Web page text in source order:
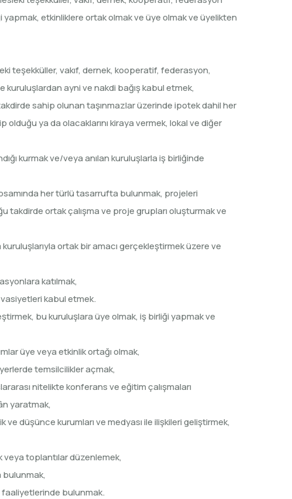
etkinliklere ortak olmak ve üye olmak ve üyelikten
teşekküller, vakıf, dernek, kooperatif, federasyon,
ayni ve nakdi bağış kabul etmek,
sahip olunan taşınmazlar üzerinde ipotek dahil her
olduğu ya da olacaklarını kiraya vermek, lokal ve diğer
kurmak ve/veya anılan kuruluşlarla iş birliğinde
her türlü tasarrufta bulunmak, projeleri
takdirde ortak çalışma ve proje grupları oluşturmak ve
ortak bir amacı gerçekleştirmek üzere ve
katılmak,
kabul etmek.
bu kuruluşlara üye olmak, iş birliği yapmak ve
üye veya etkinlik ortağı olmak,
temsilcilikler açmak,
nitelikte konferans ve eğitim çalışmaları
yaratmak,
düşünce kurumları ve medyası ile ilişkileri geliştirmek,
veya toplantılar düzenlemek,
bulunmak,
faaliyetlerinde bulunmak.